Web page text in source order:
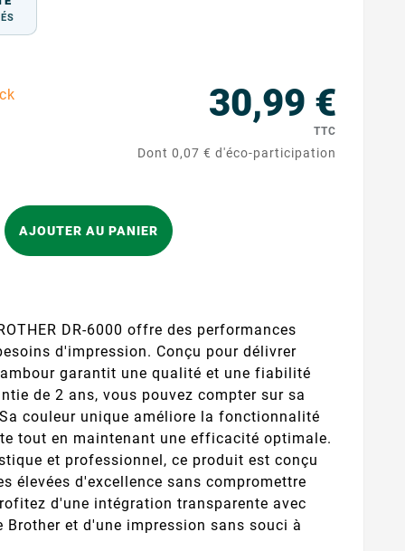
30,99 €
TTC
Dont 0,07 € d'éco-participation
AJOUTER AU PANIER
DR-6000 offre des performances
d'impression. Conçu pour délivrer
garantit une qualité et une fiabilité
de 2 ans, vous pouvez compter sur sa
couleur unique améliore la fonctionnalité
tout en maintenant une efficacité optimale.
et professionnel, ce produit est conçu
élevées d'excellence sans compromettre
d'une intégration transparente avec
et d'une impression sans souci à